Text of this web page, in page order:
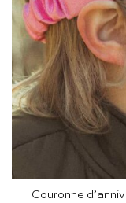
Couronne